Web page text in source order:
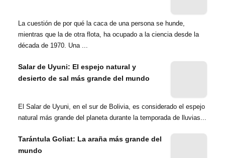
La cuestión de por qué la caca de una persona se hunde,
mientras que la de otra flota, ha ocupado a la ciencia desde la
década de 1970. Una ...
Salar de Uyuni: El espejo natural y
desierto de sal más grande del mundo
El Salar de Uyuni, en el sur de Bolivia, es considerado el espejo
natural más grande del planeta durante la temporada de lluvias...
Tarántula Goliat: La araña más grande del
mundo